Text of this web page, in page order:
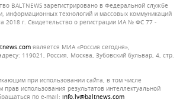
BALTNEWS зарегистрировано в Федеральной службе
информационных технологий и массовых коммуникаций
2018 г. Свидетельство о регистрации ИА № ФС 77 -
является МИА «Россия сегодня»,
119021, Россия, Москва, Зубовский бульвар, 4, стр.
при использовании сайта, в том числе
использования результатов интеллектуальной
по e-mail: info.lv@baltnews.com